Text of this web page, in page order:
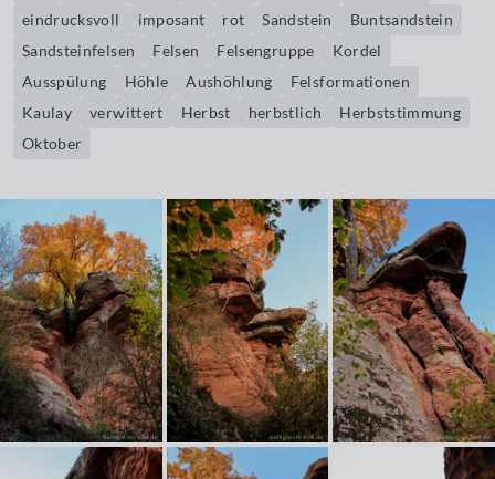
eindrucksvoll
imposant rot Sandstein
Buntsandstein
Sandsteinfelsen
Felsen Felsengruppe
Kordel
Ausspülung
Höhle Aushöhlung
Felsformationen
Kaulay
verwittert Herbst herbstlich
Herbststimmung
Oktober